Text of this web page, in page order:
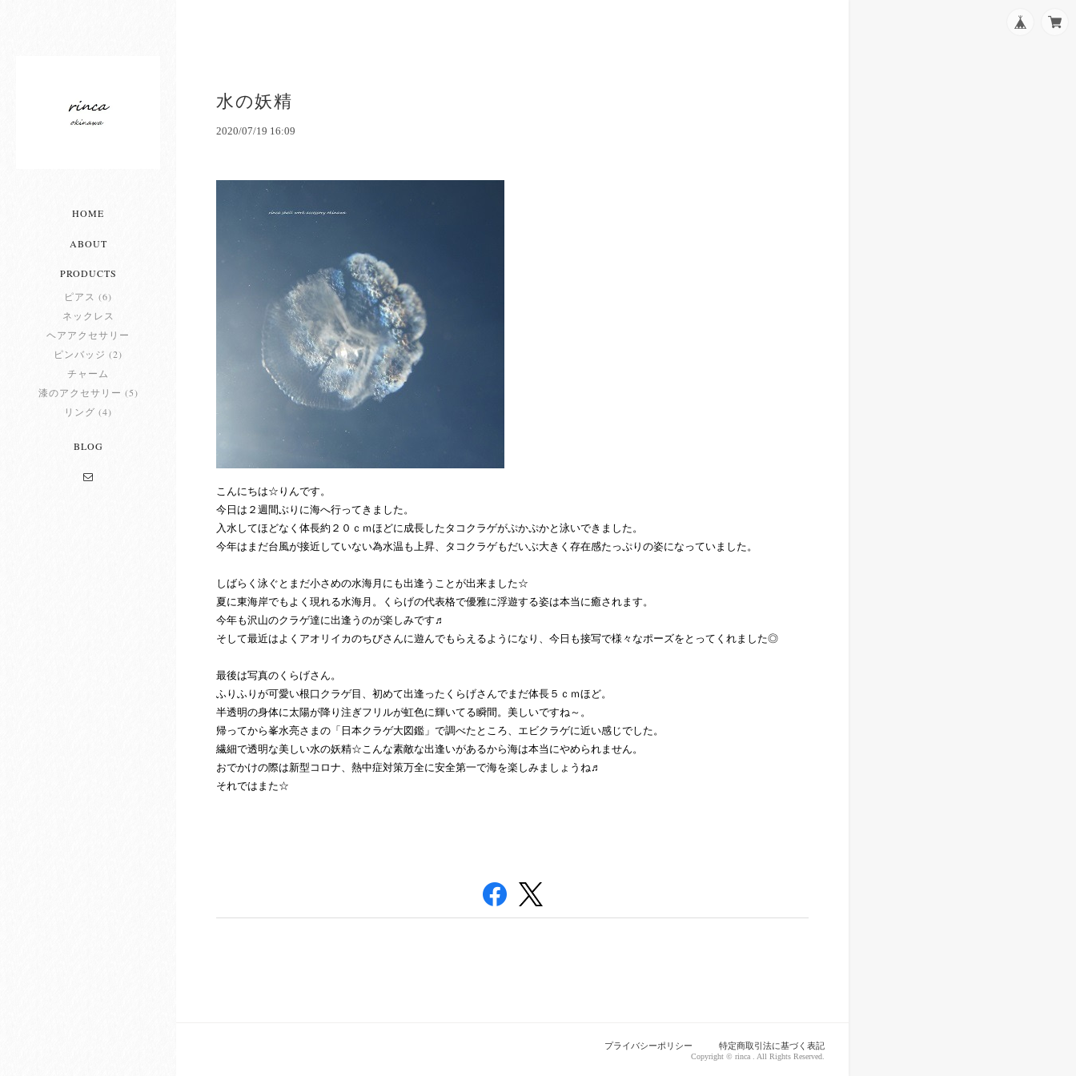
HOME
ABOUT
PRODUCTS
ピアス (6)
ネックレス
ヘアアクセサリー
ピンバッジ (2)
チャーム
漆のアクセサリー (5)
リング (4)
BLOG
水の妖精
2020/07/19 16:09
こんにちは☆りんです。
今日は２週間ぶりに海へ行ってきました。
入水してほどなく体長約２０ｃｍほどに成長したタコクラゲがぷかぷかと泳いできました。
今年はまだ台風が接近していない為水温も上昇、タコクラゲもだいぶ大きく存在感たっぷりの姿になっていました。
しばらく泳ぐとまだ小さめの水海月にも出逢うことが出来ました☆
夏に東海岸でもよく現れる水海月。くらげの代表格で優雅に浮遊する姿は本当に癒されます。
今年も沢山のクラゲ達に出逢うのが楽しみです♬
そして最近はよくアオリイカのちびさんに遊んでもらえるようになり、今日も接写で様々なポーズをとってくれました◎
最後は写真のくらげさん。
ふりふりが可愛い根口クラゲ目、初めて出逢ったくらげさんでまだ体長５ｃｍほど。
半透明の身体に太陽が降り注ぎフリルが虹色に輝いてる瞬間。美しいですね～。
帰ってから峯水亮さまの「日本クラゲ大図鑑」で調べたところ、エビクラゲに近い感じでした。
繊細で透明な美しい水の妖精☆こんな素敵な出逢いがあるから海は本当にやめられません。
おでかけの際は新型コロナ、熱中症対策万全に安全第一で海を楽しみましょうね♬
それではまた☆
プライバシーポリシー 特定商取引法に基づく表記
Copyright © rinca . All Rights Reserved.